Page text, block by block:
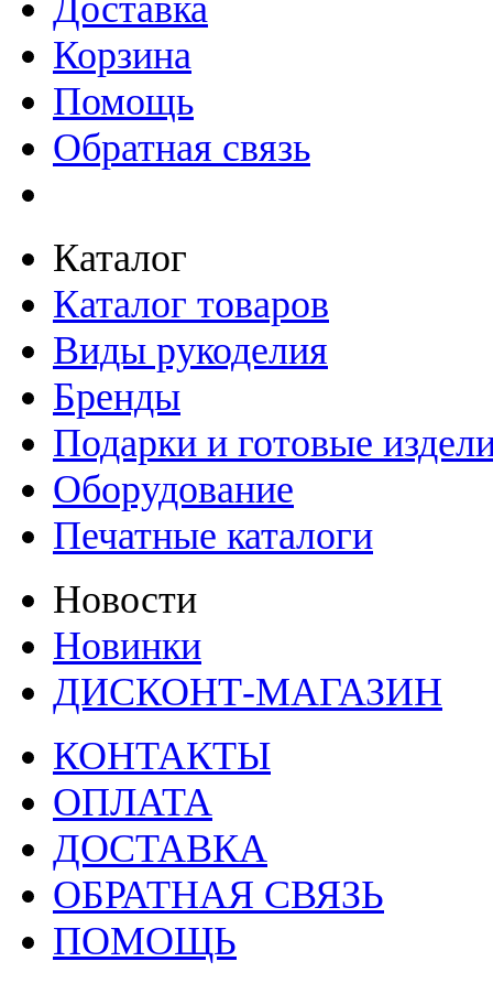
Корзина
Помощь
Обратная связь
Каталог
Каталог товаров
Виды рукоделия
Бренды
Подарки и готовые
Оборудование
Печатные каталоги
Новости
Новинки
ДИСКОНТ-МАГАЗИН
КОНТАКТЫ
ОПЛАТА
ДОСТАВКА
ОБРАТНАЯ СВЯЗЬ
ПОМОЩЬ